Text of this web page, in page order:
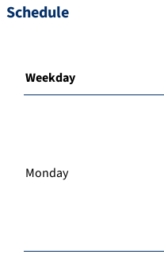
Schedule
Weekday
Monday